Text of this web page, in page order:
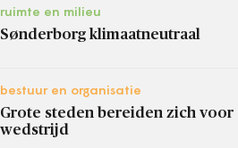
ruimte en milieu
Sønderborg klimaatneutraal
bestuur en organisatie
Grote steden bereiden zich voor
wedstrijd